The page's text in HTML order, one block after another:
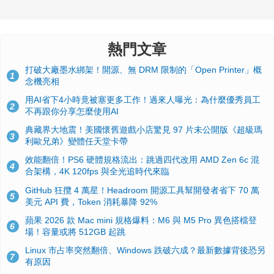
熱門文章
1
打破大廠墨水綁架！開源、無 DRM 限制的「Open Printer」概
念機亮相
2
用AI省下4小時竟被塞更多工作！過來人曝光：為什麼優秀員工
不再跟你分享怎麼使用AI
3
典藏界大地震！美國懷舊遊戲小店驚見 97 片未公開版《超級瑪
利歐兄弟》變體任天堂卡帶
4
效能翻倍！PS6 硬體規格流出：跳過四代改用 AMD Zen 6c 混
合架構，4K 120fps 與全光追時代來臨
5
GitHub 狂攬 4 萬星！Headroom 開源工具幫開發者省下 70 萬
美元 API 費，Token 消耗暴降 92%
6
蘋果 2026 款 Mac mini 規格爆料：M6 與 M5 Pro 異色搭檔登
場！容量或將 512GB 起跳
7
Linux 市占率突然翻倍、Windows 跌破六成？最新數據背後恐另
有原因